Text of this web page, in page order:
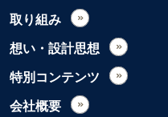
取り組み
想い・設計思想
特別コンテンツ
会社概要